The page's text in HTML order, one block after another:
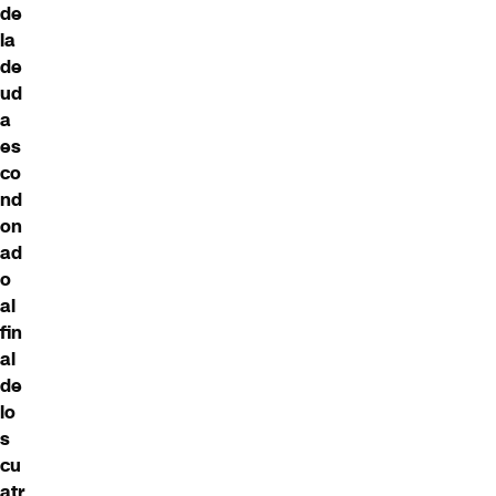
de
la
de
ud
a
es
co
nd
on
ad
o
al
fin
al
de
lo
s
cu